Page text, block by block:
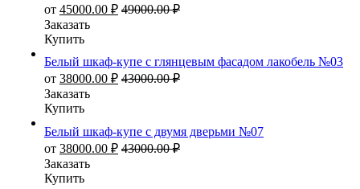
от 45000.00 ₽ 49000.00₽
Заказать
Купить
Белый шкаф-купе с глянцевым фасадом лакобель №03
от 38000.00 ₽ 43000.00₽
Заказать
Купить
Белый шкаф-купе с двумя дверьми №07
от 38000.00 ₽ 43000.00₽
Заказать
Купить